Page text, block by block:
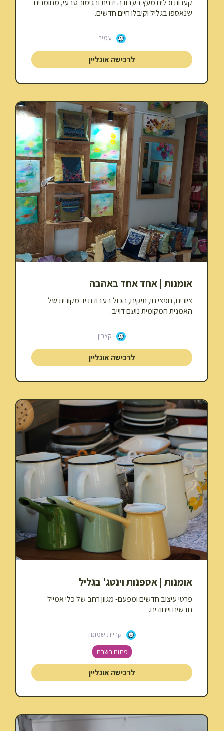
קערות וכלים מעץ בעבודה ידנית ובגימור טבעי, מחומרים
שנאספו בגליל וקיבלו חיים חדשים.
עמיר
לרכישה אונליין
אומנות | אחד אחד באהבה
ציורים, חפצי נוי, תיקים, הכול בעבודת יד מקורית של
האמנית המקומית נועם דוייב.
קצרין
לרכישה אונליין
אומנות | אספנות וינטג' בגליל
פרטי עיצוב חדשים ומפעם- מגוון רחב של כלי אמייל
חדשים וייחודים.
קריית שמונה
פתוח בשבת
לרכישה אונליין